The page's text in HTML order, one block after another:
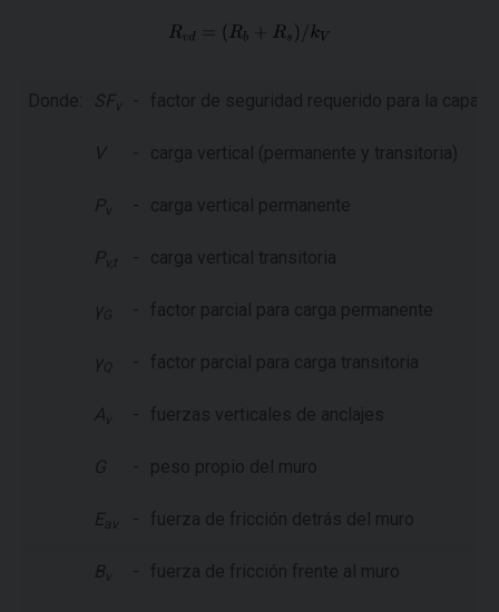
Donde: SF v - factor de seguridad requerido para la
V - carga vertical (permanente y transitoria)
Pv - carga vertical permanente
Pv,t - carga vertical transitoria
γ G - factor parcial para carga permanente
γ Q - factor parcial para carga transitoria
Av - fuerzas verticales de anclajes
G - peso propio del muro
E av - fuerza de fricción detrás del muro
Bv - fuerza de fricción frente al muro